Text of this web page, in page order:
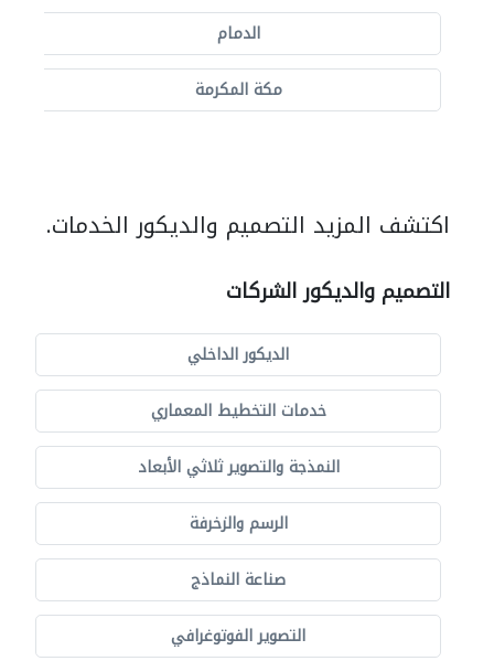
الدمام
مكة المكرمة
اكتشف المزيد التصميم والديكور الخدمات.
التصميم والديكور الشركات
الديكور الداخلي
خدمات التخطيط المعماري
النمذجة والتصوير ثلاثي الأبعاد
الرسم والزخرفة
صناعة النماذج
التصوير الفوتوغرافي